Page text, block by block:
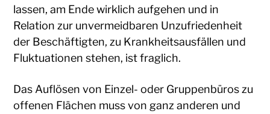
lassen, am Ende wirklich aufgehen und in
Relation zur unvermeidbaren Unzufriedenheit
der Beschäftigten, zu Krankheitsausfällen und
Fluktuationen stehen, ist fraglich.
Das Auflösen von Einzel- oder Gruppenbüros zu
offenen Flächen muss von ganz anderen und